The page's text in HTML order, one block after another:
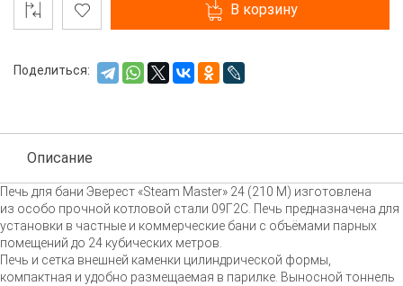
В корзину
Поделиться:
Описание
Печь для бани Эверест «Steam Master» 24 (210 М) изготовлена
из особо прочной котловой стали 09Г2С. Печь предназначена для
установки в частные и коммерческие бани с объёмами парных
помещений до 24 кубических метров.
Печь и сетка внешней каменки цилиндрической формы,
компактная и удобно размещаемая в парилке. Выносной тоннель